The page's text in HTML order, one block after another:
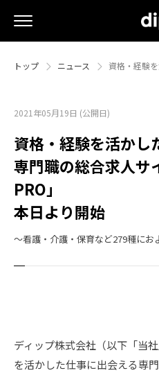
トップ ニュース 資格・経験
2021年05月19日 (公開日)
資格・経験を活かし
専門職の総合求人サ
PRO」
本日より開始
～看護・介護・保育など279種にお
ディップ株式会社（以下「当
を活かした仕事に出会える専